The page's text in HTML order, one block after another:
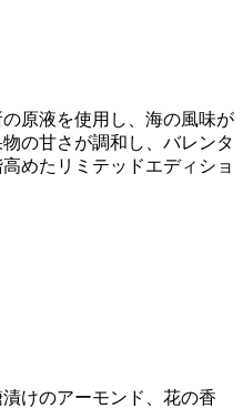
原液を使用し、海の風味が
の甘さが調和し、バレンタ
めたリミテッドエディショ
けのアーモンド、花の香